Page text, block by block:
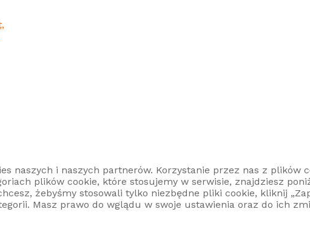
naszych i naszych partnerów. Korzystanie przez nas z plików
plików cookie, które stosujemy w serwisie, znajdziesz
żebyśmy stosowali tylko niezbędne pliki cookie, kliknij
Masz prawo do wglądu w swoje ustawienia oraz do ich